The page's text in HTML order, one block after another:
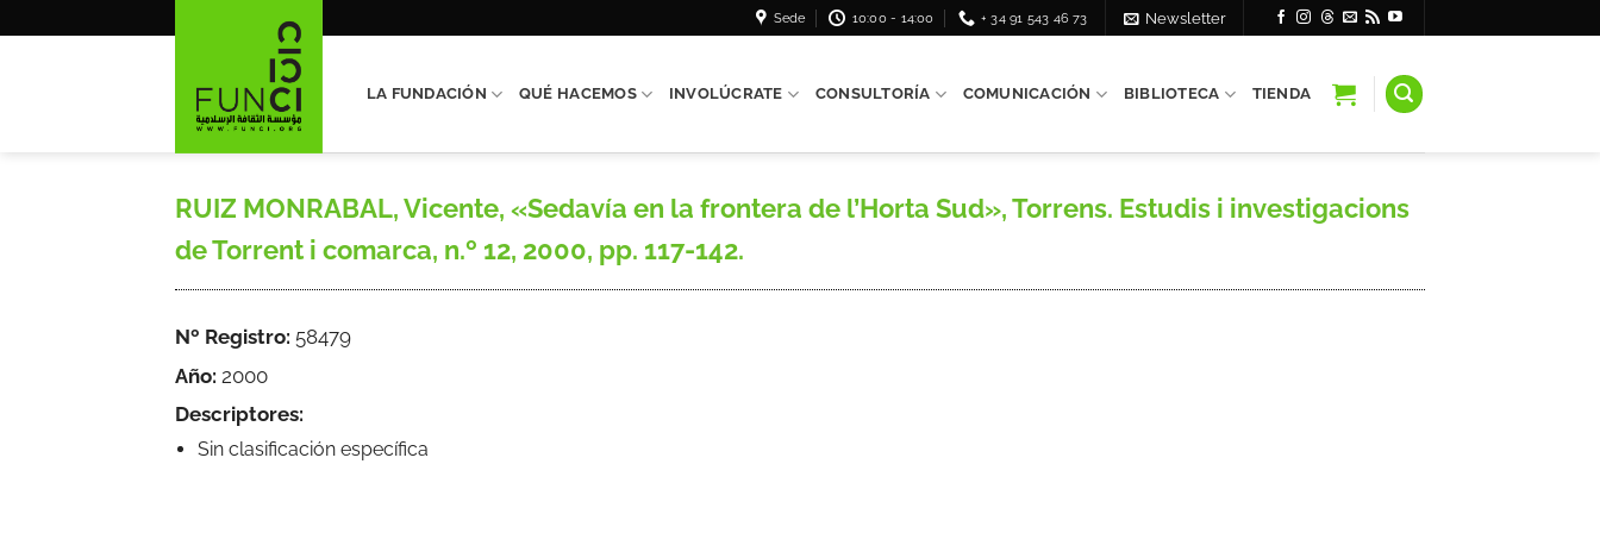
Sede 10:00 - 14:00 + 34 91 543 46 73 Newsletter
LA FUNDACIÓN QUÉ HACEMOS INVOLÚCRATE CONSULTORÍA COMUNICACIÓN BIBLIOTECA TIENDA
RUIZ MONRABAL, Vicente, «Sedavía en la frontera de l’Horta Sud», Torrens. Estudis i investigacions
de Torrent i comarca, n.º 12, 2000, pp. 117-142.
Nº Registro: 58479
Año: 2000
Descriptores:
Sin clasificación específica